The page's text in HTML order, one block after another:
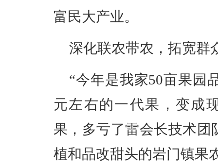
富民大产业。
深化联农带农，拓宽群
“今年是我家50亩果园
元左右的一代果，变成
果，多亏了雷会长技术团
植和品改甜头的岩门镇果